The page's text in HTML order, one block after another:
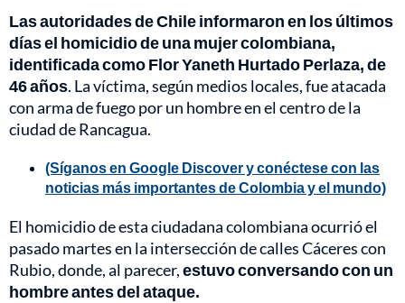
Las autoridades de Chile informaron en los últimos
días el homicidio de una mujer colombiana,
identificada como Flor Yaneth Hurtado Perlaza, de
46 años. La víctima, según medios locales, fue atacada
con arma de fuego por un hombre en el centro de la
ciudad de Rancagua.
(Síganos en Google Discover y conéctese con las
noticias más importantes de Colombia y el mundo)
El homicidio de esta ciudadana colombiana ocurrió el
pasado martes en la intersección de calles Cáceres con
Rubio, donde, al parecer,estuvo conversando con un
hombre antes del ataque.